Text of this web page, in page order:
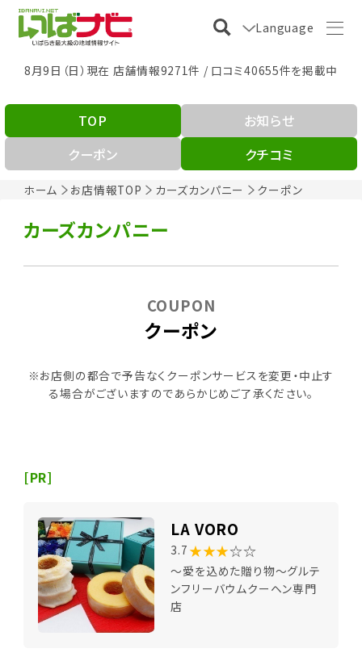
Language
8月9日（日）現在 店舗情報9271件 / 口コミ40655件を掲載中
ホーム お店情報TOP カーズカンパニー クーポン
TOP
お知らせ
クーポン
クチコミ
カーズカンパニー
クーポン
COUPON
※お店側の都合で予告なくクーポンサービスを変更・中止す
る場合がございますのであらかじめご了承ください。
[PR]
LA VORO
3.7 ★★★☆☆
～愛を込めた贈り物～グルテ
ンフリーバウムクーヘン専門
店